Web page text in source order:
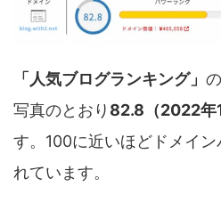
「人気ブログランキング」
写真のとおり 82.8（2022年
す。100に近いほどドメイ
れています。